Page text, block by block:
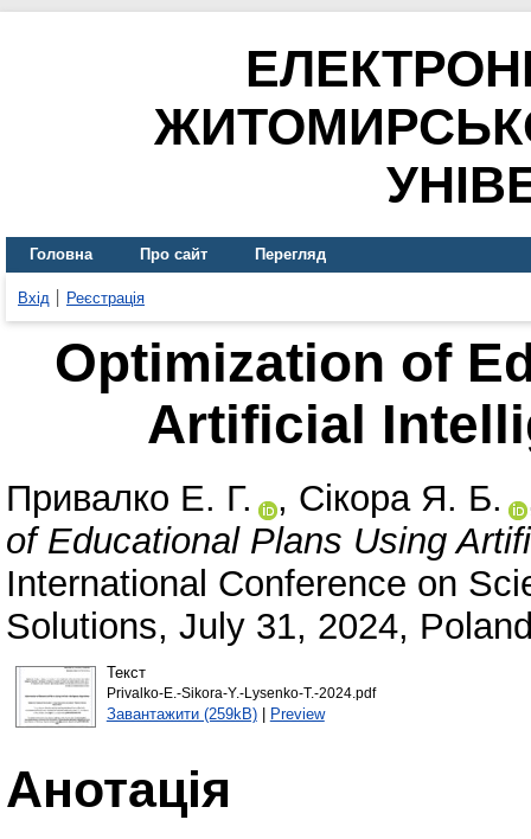
Головна Про сайт Перегляд
Вхід Реєстрація
Optimization of
Artificial
Привалко Е. Г. , Сікора Я. Б.
of Educational Plans Using
International Conference on
Solutions, July 31, 2024,
Текст
Privalko-E.-Sikora-Y.-Lysenko-T.-2024.pdf
Завантажити (259kB)| Preview
Анотація